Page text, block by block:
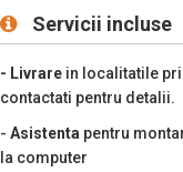
Servicii incluse
- Livrare in localitatile
contactati pentru detalii.
- Asistenta pentru
la computer